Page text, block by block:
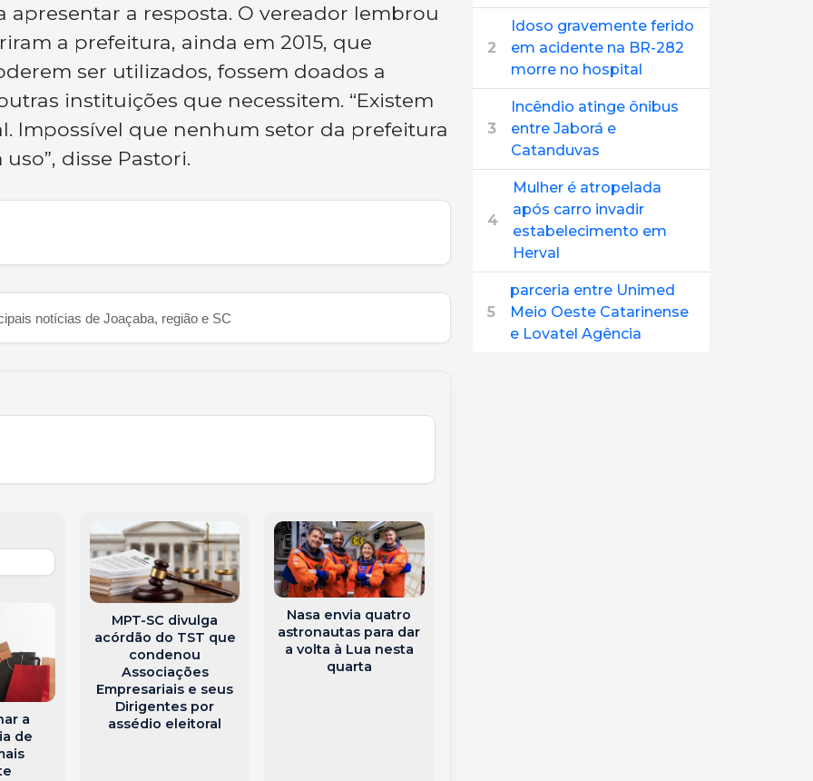
apresentar a resposta. O vereador lembrou
a prefeitura, ainda em 2015, que
ser utilizados, fossem doados a
instituições que necessitem. “Existem
Impossível que nenhum setor da prefeitura
disse Pastori.
notícias de Joaçaba, região e SC
a
de
MPT-SC divulga
acórdão do TST que
condenou
Associações
Empresariais e seus
Dirigentes por
assédio eleitoral
Nasa envia quatro
astronautas para dar
a volta à Lua nesta
quarta
2
Idoso gravemente ferido
em acidente na BR-282
morre no hospital
3
Incêndio atinge ônibus
entre Jaborá e
Catanduvas
4
Mulher é atropelada
após carro invadir
estabelecimento em
Herval
5
parceria entre Unimed
Meio Oeste Catarinense
e Lovatel Agência